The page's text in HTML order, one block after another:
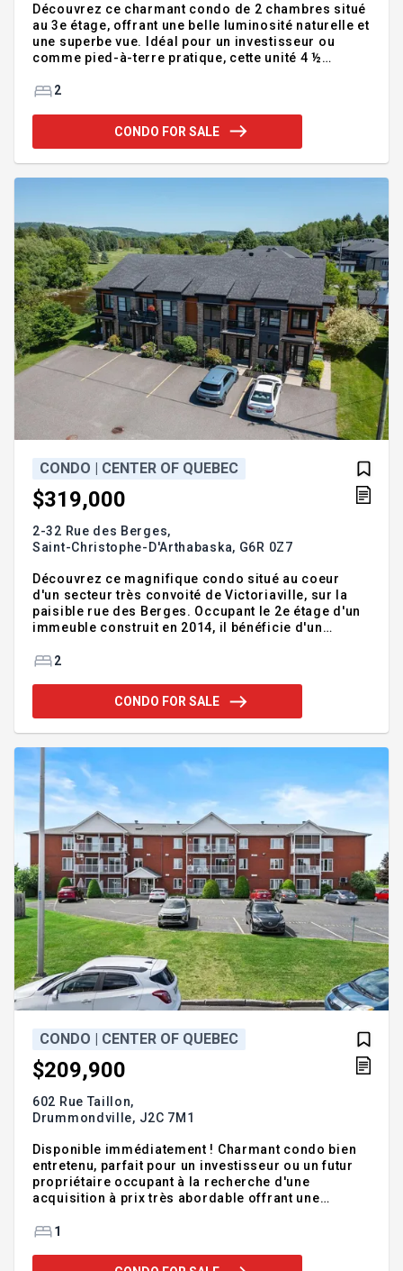
Découvrez ce charmant condo de 2 chambres situé
au 3e étage, offrant une belle luminosité naturelle et
une superbe vue. Idéal pour un investisseur ou
comme pied-à-terre pratique, cette unité 4 ½
Présentement loué, il assure un revenu immédiat et
privé pour admirer la vue, de l'espace de
stationnement intérieur et du rangement inclus.
2
CONDO FOR SALE
CONDO | CENTER OF QUEBEC
$319,000
2-32 Rue des Berges,
Saint-Christophe-D'Arthabaska, G6R 0Z7
Découvrez ce magnifique condo situé au coeur
d'un secteur très convoité de Victoriaville, sur la
paisible rue des Berges. Occupant le 2e étage d'un
immeuble construit en 2014, il bénéficie d'un
réputé club de golf de Victoriaville. Offrant 2
propriété séduit par ses grandes aires de vie à aire
ouverte et sa généreuse fenestration qui procure
relaxer et profiter du plein air en toute tranquillité.
Deux espaces de
2
CONDO FOR SALE
CONDO | CENTER OF QUEBEC
$209,900
602 Rue Taillon,
Drummondville, J2C 7M1
Disponible immédiatement ! Charmant condo bien
entretenu, parfait pour un investisseur ou un futur
propriétaire occupant à la recherche d'une
acquisition à prix très abordable offrant une
condo représente une belle opportunité à faible
commerces. Que ce soit pour générer un revenu
1